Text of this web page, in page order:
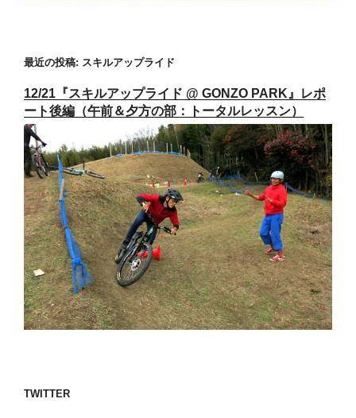
最近の投稿: スキルアップライド
12/21『スキルアップライド @ GONZO PARK』レポ
ート後編（午前＆夕方の部：トータルレッスン）
TWITTER